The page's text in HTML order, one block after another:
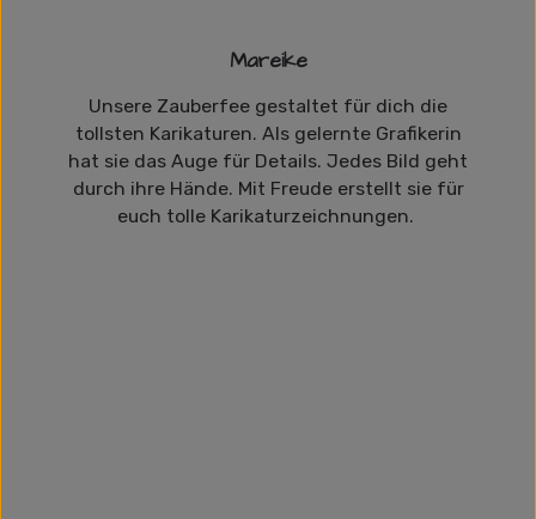
Mareike
Unsere Zauberfee gestaltet für dich die
tollsten Karikaturen. Als gelernte Grafikerin
hat sie das Auge für Details. Jedes Bild geht
durch ihre Hände. Mit Freude erstellt sie für
euch tolle Karikaturzeichnungen.